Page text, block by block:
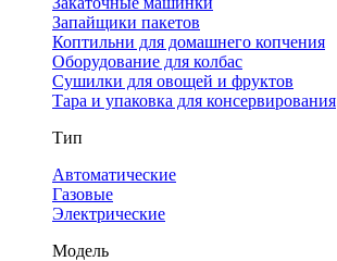
Запайщики пакетов
Коптильни для домашнего копчения
Оборудование для колбас
Сушилки для овощей и фруктов
Тара и упаковка для консервирования
Тип
Автоматические
Газовые
Электрические
Модель